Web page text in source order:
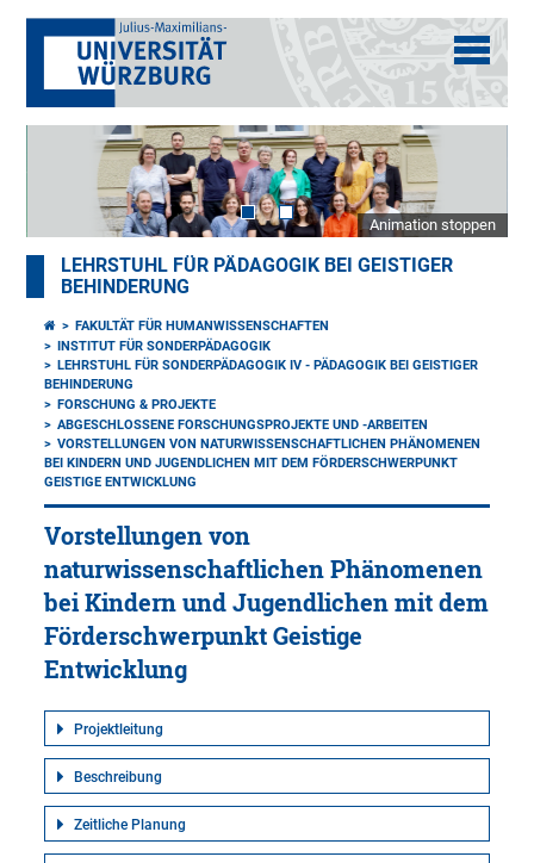
Animation stoppen
LEHRSTUHL FÜR PÄDAGOGIK BEI GEISTIGER
BEHINDERUNG
FAKULTÄT FÜR HUMANWISSENSCHAFTEN
INSTITUT FÜR SONDERPÄDAGOGIK
LEHRSTUHL FÜR SONDERPÄDAGOGIK IV - PÄDAGOGIK BEI GEISTIGER
BEHINDERUNG
FORSCHUNG & PROJEKTE
ABGESCHLOSSENE FORSCHUNGSPROJEKTE UND -ARBEITEN
VORSTELLUNGEN VON NATURWISSENSCHAFTLICHEN PHÄNOMENEN
BEI KINDERN UND JUGENDLICHEN MIT DEM FÖRDERSCHWERPUNKT
GEISTIGE ENTWICKLUNG
Vorstellungen von
naturwissenschaftlichen Phänomenen
bei Kindern und Jugendlichen mit dem
Förderschwerpunkt Geistige
Entwicklung
Projektleitung
Beschreibung
Zeitliche Planung